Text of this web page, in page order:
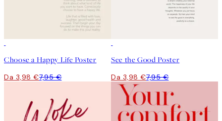
Choose a Happy Life Poster
Da 3,98 €7,95 €
See the Good Poster
Da 3,98 €7,95 €